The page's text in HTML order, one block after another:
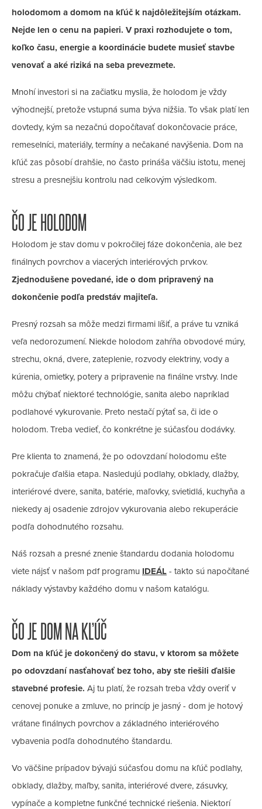
holodomom a domom na kľúč k najdôležitejším otázkam.
Nejde len o cenu na papieri. V praxi rozhodujete o tom,
koľko času, energie a koordinácie budete musieť stavbe
venovať a aké riziká na seba prevezmete.
Mnohí investori si na začiatku myslia, že holodom je vždy
výhodnejší, pretože vstupná suma býva nižšia. To však platí len
dovtedy, kým sa nezačnú dopočítavať dokončovacie práce,
remeselníci, materiály, termíny a nečakané navýšenia. Dom na
kľúč zas pôsobí drahšie, no často prináša väčšiu istotu, menej
stresu a presnejšiu kontrolu nad celkovým výsledkom.
ČO JE HOLODOM
Holodom je stav domu v pokročilej fáze dokončenia, ale bez
finálnych povrchov a viacerých interiérových prvkov.
Zjednodušene povedané, ide o dom pripravený na
dokončenie podľa predstáv majiteľa.
Presný rozsah sa môže medzi firmami líšiť, a práve tu vzniká
veľa nedorozumení. Niekde holodom zahŕňa obvodové múry,
strechu, okná, dvere, zateplenie, rozvody elektriny, vody a
kúrenia, omietky, potery a pripravenie na finálne vrstvy. Inde
môžu chýbať niektoré technológie, sanita alebo napríklad
podlahové vykurovanie. Preto nestačí pýtať sa, či ide o
holodom. Treba vedieť, čo konkrétne je súčasťou dodávky.
Pre klienta to znamená, že po odovzdaní holodomu ešte
pokračuje ďalšia etapa. Nasledujú podlahy, obklady, dlažby,
interiérové dvere, sanita, batérie, maľovky, svietidlá, kuchyňa a
niekedy aj osadenie zdrojov vykurovania alebo rekuperácie
podľa dohodnutého rozsahu.
Náš rozsah a presné znenie štandardu dodania holodomu
viete nájsť v našom pdf programu IDEÁL - takto sú napočítané
náklady výstavby každého domu v našom katalógu.
ČO JE DOM NA KĽÚČ
Dom na kľúč je dokončený do stavu, v ktorom sa môžete
po odovzdaní nasťahovať bez toho, aby ste riešili ďalšie
stavebné profesie. Aj tu platí, že rozsah treba vždy overiť v
cenovej ponuke a zmluve, no princíp je jasný - dom je hotový
vrátane finálnych povrchov a základného interiérového
vybavenia podľa dohodnutého štandardu.
Vo väčšine prípadov bývajú súčasťou domu na kľúč podlahy,
obklady, dlažby, maľby, sanita, interiérové dvere, zásuvky,
vypínače a kompletne funkčné technické riešenia. Niektorí